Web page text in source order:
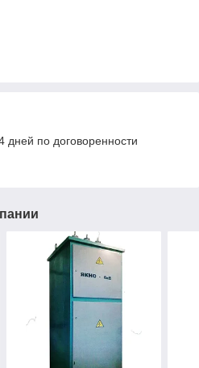
дней по договоренности